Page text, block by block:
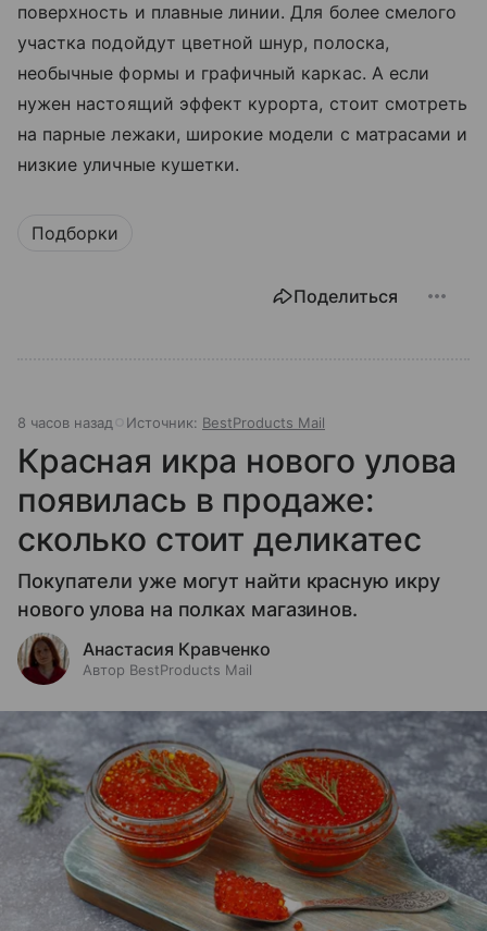
поверхность и плавные линии. Для более смелого
участка подойдут цветной шнур, полоска,
необычные формы и графичный каркас. А если
нужен настоящий эффект курорта, стоит смотреть
на парные лежаки, широкие модели с матрасами и
низкие уличные кушетки.
Подборки
Поделиться
8 часов назад Источник: BestProducts Mail
Красная икра нового улова
появилась в продаже:
сколько стоит деликатес
Покупатели уже могут найти красную икру
нового улова на полках магазинов.
Анастасия Кравченко
Автор BestProducts Mail